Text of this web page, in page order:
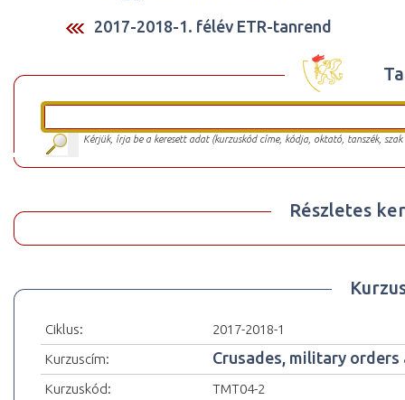
2017-2018-1. félév ETR-tanrend
Kérjük, írja be a keresett adat (kurzuskód címe, kódja, oktató, tanszék,
Részletes
Ciklus:
2017-2018-1
Kurzuscím:
Crusades, military orders
Kurzuskód:
TMT04-2